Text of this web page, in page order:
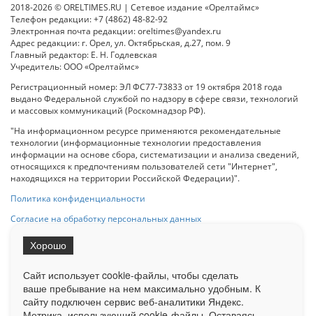
2018-2026 © ORELTIMES.RU | Сетевое издание «Орелтаймс»
Телефон редакции: +7 (4862) 48-82-92
Электронная почта редакции: oreltimes@yandex.ru
Адрес редакции: г. Орел, ул. Октябрьская, д.27, пом. 9
Главный редактор: Е. Н. Годлевская
Учредитель: ООО «Орелтаймс»
Регистрационный номер: ЭЛ ФС77-73833 от 19 октября 2018 года
выдано Федеральной службой по надзору в сфере связи, технологий
и массовых коммуникаций (Роскомнадзор РФ).
"На информационном ресурсе применяются рекомендательные
технологии (информационные технологии предоставления
информации на основе сбора, систематизации и анализа сведений,
относящихся к предпочтениям пользователей сети "Интернет",
находящихся на территории Российской Федерации)".
Политика конфиденциальности
Согласие на обработку персональных данных
на Сетевое издание «ОрелТаймс» обязательна.
Ограниченная статистика посещаемости доступна на сайте
Сайт использует cookie-файлы, чтобы сделать
ваше пребывание на нем максимально удобным. К
cайту подключен сервис веб-аналитики Яндекс.
Хорошо